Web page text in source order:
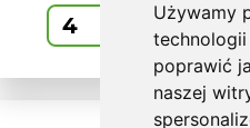
Używamy
poprawić
naszej
Kup